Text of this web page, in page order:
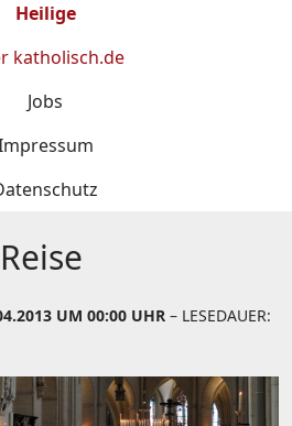
Heilige
katholisch.de
Jobs
UM 00:00 UHR – LESEDAUER: